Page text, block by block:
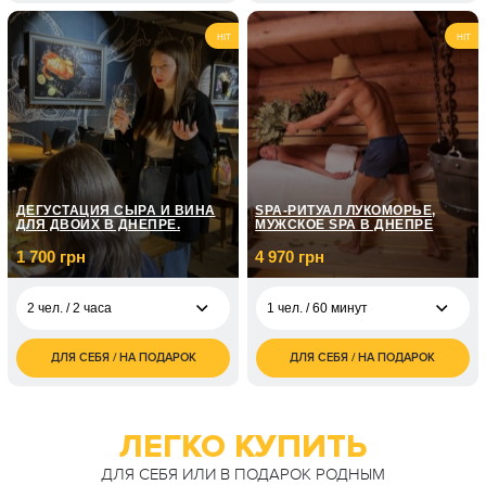
2 чел. / 2 часа
3 000
грн
4 чел. / 2 часа
3 400
грн
HIT
ДЕГУСТАЦИЯ СЫРА И ВИНА
ДЛЯ ДВОИХ В ДНЕПРЕ.
1 700 грн
2 чел. / 2 часа
1 700
грн
ДЛЯ СЕБЯ / НА ПОДАРОК
HIT
SPA-РИТУАЛ ЛУКОМОРЬЕ,
МУЖСКОЕ SPA В ДНЕПРЕ
4 970 грн
1 чел. / 60 минут
4 970
грн
ДЛЯ СЕБЯ / НА ПОДАРОК
ЛЕГКО КУПИТЬ
ДЛЯ СЕБЯ ИЛИ В ПОДАРОК РОДНЫМ